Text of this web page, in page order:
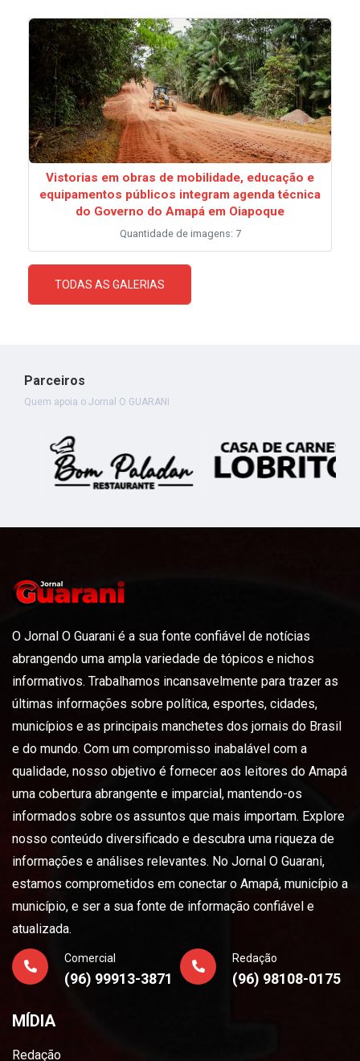
Vistorias em obras de mobilidade, educação e
equipamentos públicos integram agenda técnica
do Governo do Amapá em Oiapoque
Quantidade de imagens: 7
TODAS AS GALERIAS
Parceiros
Quem apoia o Jornal O GUARANI
O Jornal O Guarani é a sua fonte confiável de notícias
abrangendo uma ampla variedade de tópicos e nichos
informativos. Trabalhamos incansavelmente para trazer as
últimas informações sobre política, esportes, cidades,
municípios e as principais manchetes dos jornais do Brasil
e do mundo. Com um compromisso inabalável com a
qualidade, nosso objetivo é fornecer aos leitores do Amapá
uma cobertura abrangente e imparcial, mantendo-os
informados sobre os assuntos que mais importam. Explore
nosso conteúdo diversificado e descubra uma riqueza de
informações e análises relevantes. No Jornal O Guarani,
estamos comprometidos em conectar o Amapá, município a
município, e ser a sua fonte de informação confiável e
atualizada.
Comercial
(96) 99913-3871
Redação
(96) 98108-0175
MÍDIA
Redação